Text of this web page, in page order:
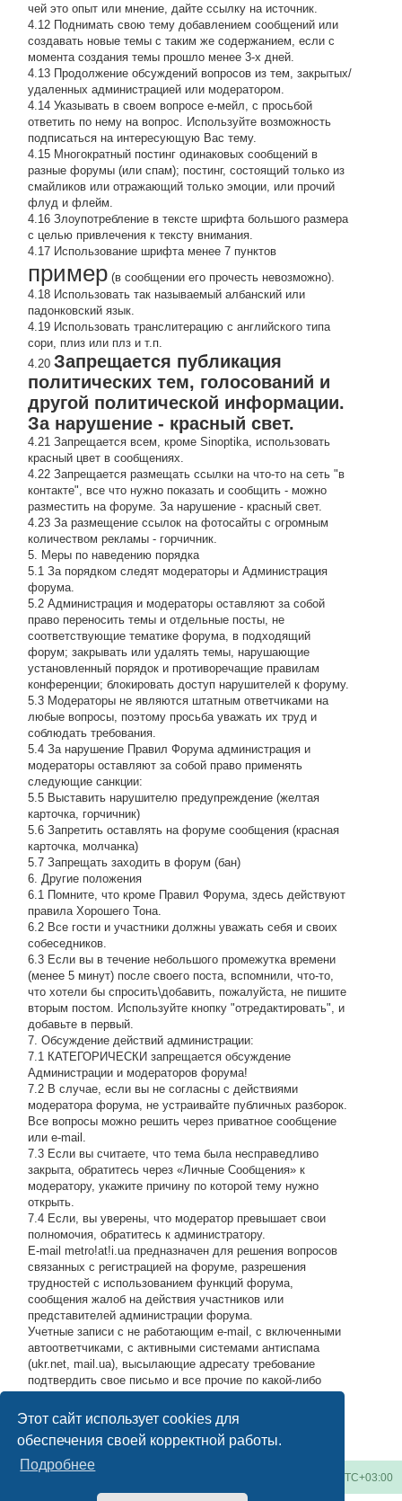
Этот сайт использует cookies для
обеспечения своей корректной работы.
Подробнее
чей это опыт или мнение, дайте ссылку на источник.
4.12 Поднимать свою тему добавлением сообщений или
создавать новые темы с таким же содержанием, если с
момента создания темы прошло менее 3-х дней.
4.13 Продолжение обсyждений вопросов из тем, закpытых/
удаленных администрацией или модератором.
4.14 Указывать в своем вопросе е-мейл, с просьбой
ответить по нему на вопрос. Используйте возможность
подписаться на интересующую Вас тему.
4.15 Многократный постинг одинаковых сообщений в
разные форумы (или спам); постинг, состоящий только из
смайликов или отражающий только эмоции, или прочий
флуд и флейм.
4.16 Злоупотребление в тексте шрифта большого размера
с целью привлечения к тексту внимания.
4.17 Использование шрифта менее 7 пунктов
пример (в сообщении его прочесть невозможно).
4.18 Использовать так называемый албанский или
падонковский язык.
4.19 Использовать транслитерацию с английского типа
сори, плиз или плз и т.п.
4.20Запрещается публикация
политических тем, голосований и
другой политической информации.
За нарушение - красный свет.
4.21 Запрещается всем, кроме Sinoptika, использовать
красный цвет в сообщениях.
4.22 Запрещается размещать ссылки на что-то на сеть "в
контакте", все что нужно показать и сообщить - можно
разместить на форуме. За нарушение - красный свет.
4.23 За размещение ссылок на фотосайты с огромным
количеством рекламы - горчичник.
5. Меры по наведению порядка
5.1 За порядком следят модераторы и Администрация
форума.
5.2 Администрация и модераторы оставляют за собой
право переносить темы и отдельные посты, не
соответствующие тематике форума, в подходящий
форум; закрывать или удалять темы, нарушающие
установленный порядок и противоречащие правилам
конференции; блокировать доступ нарушителей к форуму.
5.3 Модераторы не являются штатным ответчиками на
любые вопросы, поэтому просьба уважать их труд и
соблюдать требования.
5.4 За нарушение Правил Форума администрация и
модераторы оставляют за собой право применять
следующие санкции:
5.5 Выставить нарушителю предупреждение (желтая
карточка, горчичник)
5.6 Запретить оставлять на форуме сообщения (красная
карточка, молчанка)
5.7 Запрещать заходить в форум (бан)
6. Другие положения
6.1 Помните, что кроме Правил Форума, здесь действуют
правила Хорошего Тона.
6.2 Все гости и участники должны уважать себя и своих
собеседников.
6.3 Если вы в течение небольшого промежутка времени
(менее 5 минут) после своего поста, вспомнили, что-то,
что хотели бы спросить\добавить, пожалуйста, не пишите
вторым постом. Используйте кнопку "отредактировать", и
добавьте в первый.
7. Обсуждение действий администрации:
7.1 КАТЕГОРИЧЕСКИ запрещается обсуждение
Администрации и модераторов форума!
7.2 В случае, если вы не согласны с действиями
модератора форума, не устраивайте публичных разборок.
Все вопросы можно решить через приватное сообщение
или e-mail.
7.3 Если вы считаете, что тема была несправедливо
закрыта, обратитесь через «Личные Сообщения» к
модератору, укажите причину по которой тему нужно
открыть.
7.4 Если, вы уверены, что модератор превышает свои
полномочия, обратитесь к администратору.
E-mail metro!at!i.ua предназначен для решения вопросов
связанных с регистрацией на форуме, разрешения
трудностей с использованием функций форума,
сообщения жалоб на действия участников или
представителей администрации форума.
Учетные записи с не работающим e-mail, с включенными
автоответчиками, с активными системами антиспама
(ukr.net, mail.ua), высылающие адресату требование
подтвердить свое письмо и все прочие по какой-либо
высылающие мусор на адрес администрации, будут
блокироваться по усмотрению администратора.
UTC+03:00